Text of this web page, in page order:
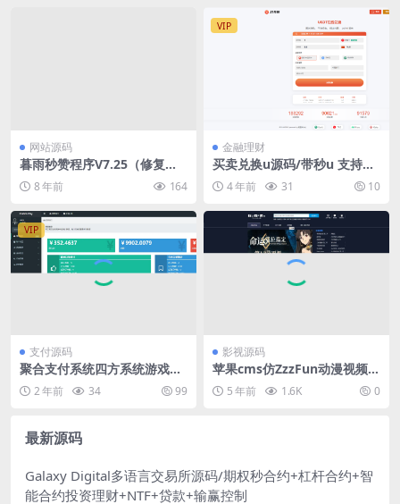
网站源码
暮雨秒赞程序V7.25（修复已
知BUG）
8 年前 164
VIP
金融理财
买卖兑换u源码/带秒u 支持双
语言 中英文 无提示版
4 年前 31 10
VIP
支付源码
聚合支付系统四方系统游戏话
费PDD免签支付小微进件支付
2 年前 34 99
影视源码
苹果cms仿ZzzFun动漫视频站
PC模板
5 年前 1.6K 0
最新源码
Galaxy Digital多语言交易所源码/期权秒合约+杠杆合约+智
能合约投资理财+NTF+贷款+输赢控制